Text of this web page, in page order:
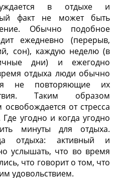
в отдыхе и
факт не может быть
Обычно подобное
ежедневно (перерыв,
сон), каждую неделю (в
дни) и ежегодно
отдыха люди обычно
не повторяющие их
Таким образом
от стресса
угодно и когда угодно
минуты для отдыха.
отдыха: активный и
услышать, что во время
что говорит о том, что
удовольствием.